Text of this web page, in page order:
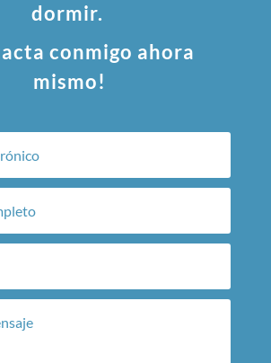
dormir.
conmigo ahora
mismo!